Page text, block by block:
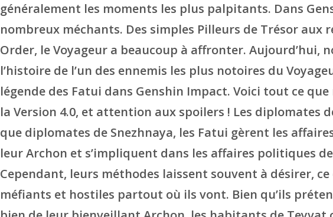
généralement les moments les plus palpitants. Dans
nombreux méchants. Des simples Pilleurs de Trésor aux
Order, le Voyageur a beaucoup à affronter. Aujourd’hui,
l’histoire de l’un des ennemis les plus notoires du
légende des Fatui dans Genshin Impact. Voici tout ce que
la Version 4.0, et attention aux spoilers ! Les diplomates
que diplomates de Snezhnaya, les Fatui gèrent les
leur Archon et s’impliquent dans les affaires politiques
Cependant, leurs méthodes laissent souvent à désirer,
méfiants et hostiles partout où ils vont. Bien qu’ils